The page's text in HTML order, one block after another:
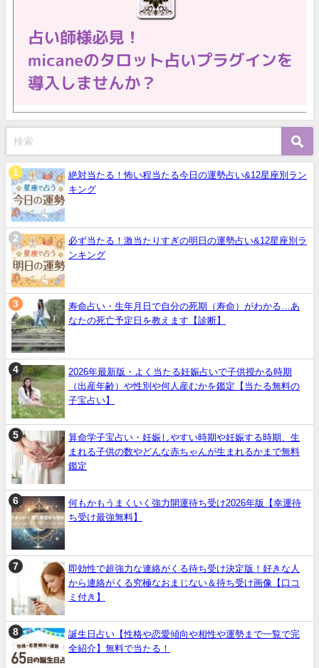
絶対当たる！怖い程当たる今日の運勢占い&12星座別ラン
キング
必ず当たる！激当たりすぎの明日の運勢占い&12星座別ラ
ンキング
寿命占い・生年月日で自分の死期（寿命）がわかる…あ
なたの死亡予定日を教えます【診断】
2026年最新版・よく当たる妊娠占いで子供授かる時期
（出産年齢）や性別や何人産むかを鑑定【当たる無料の
子宝占い】
算命学子宝占い・妊娠しやすい時期や妊娠する時期、生
まれる子供の数やどんな赤ちゃんが生まれるかまで無料
鑑定
何もかもうまくいく強力開運待ち受け2026年版【幸運待
ち受け最強無料】
即効性で超強力な連絡がくる待ち受け決定版！好きな人
から連絡がくる究極なおまじない＆待ち受け画像【口コ
ミ付き】
誕生日占い【性格や恋愛傾向や相性や運勢まで一覧で完
全紹介】無料で当たる！